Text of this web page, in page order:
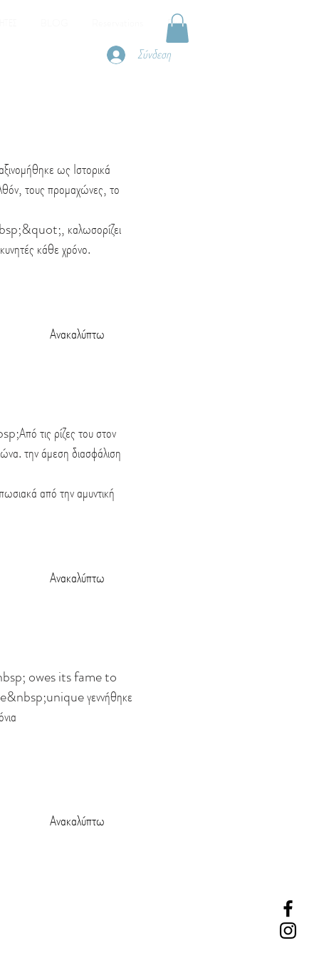
Plus
Σύνδεση
ως Ιστορικά
τους προμαχώνες, το
καλωσορίζει
κάθε χρόνο.
Ανακαλύπτω
τις ρίζες του στον
την άμεση διασφάλιση
από την αμυντική
Ανακαλύπτω
owes its fame to
γεννήθηκε
Ανακαλύπτω